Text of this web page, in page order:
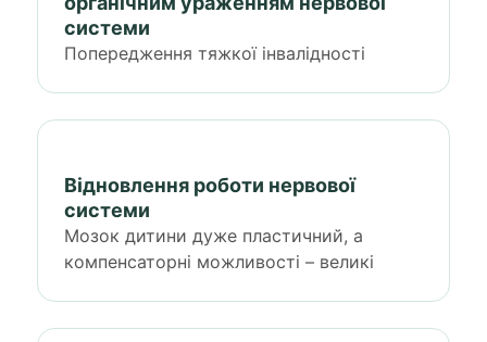
системи
Попередження тяжкої інвалідності
Відновлення роботи нервової
системи
Мозок дитини дуже пластичний, а
компенсаторні можливості – великі